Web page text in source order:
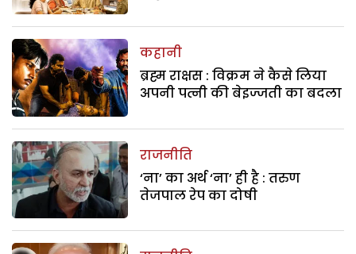
कहानी
ब्रह्म राक्षस : विक्रम ने कैसे लिया
अपनी पत्नी की बेइज्जती का बदला
राजनीति
‘ना’ का अर्थ ‘ना’ ही है : तरुण
तेजपाल रेप का दोषी